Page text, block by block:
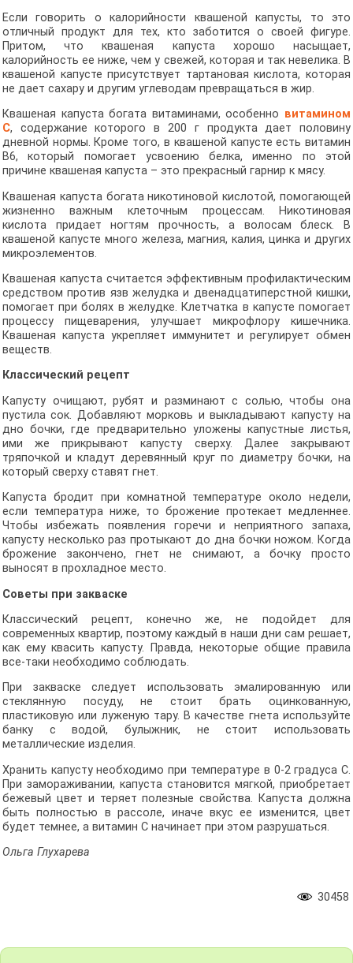
Если говорить о калорийности квашеной капусты, то это
отличный продукт для тех, кто заботится о своей фигуре.
Притом, что квашеная капуста хорошо насыщает,
калорийность ее ниже, чем у свежей, которая и так невелика. В
квашеной капусте присутствует тартановая кислота, которая
не дает сахару и другим углеводам превращаться в жир.
Квашеная капуста богата витаминами, особенно витамином
С, содержание которого в 200 г продукта дает половину
дневной нормы. Кроме того, в квашеной капусте есть витамин
В6, который помогает усвоению белка, именно по этой
причине квашеная капуста – это прекрасный гарнир к мясу.
Квашеная капуста богата никотиновой кислотой, помогающей
жизненно важным клеточным процессам. Никотиновая
кислота придает ногтям прочность, а волосам блеск. В
квашеной капусте много железа, магния, калия, цинка и других
микроэлементов.
Квашеная капуста считается эффективным профилактическим
средством против язв желудка и двенадцатиперстной кишки,
помогает при болях в желудке. Клетчатка в капусте помогает
процессу пищеварения, улучшает микрофлору кишечника.
Квашеная капуста укрепляет иммунитет и регулирует обмен
веществ.
Классический рецепт
Капусту очищают, рубят и разминают с солью, чтобы она
пустила сок. Добавляют морковь и выкладывают капусту на
дно бочки, где предварительно уложены капустные листья,
ими же прикрывают капусту сверху. Далее закрывают
тряпочкой и кладут деревянный круг по диаметру бочки, на
который сверху ставят гнет.
Капуста бродит при комнатной температуре около недели,
если температура ниже, то брожение протекает медленнее.
Чтобы избежать появления горечи и неприятного запаха,
капусту несколько раз протыкают до дна бочки ножом. Когда
брожение закончено, гнет не снимают, а бочку просто
выносят в прохладное место.
Советы при закваске
Классический рецепт, конечно же, не подойдет для
современных квартир, поэтому каждый в наши дни сам решает,
как ему квасить капусту. Правда, некоторые общие правила
все-таки необходимо соблюдать.
При закваске следует использовать эмалированную или
стеклянную посуду, не стоит брать оцинкованную,
пластиковую или луженую тару. В качестве гнета используйте
банку с водой, булыжник, не стоит использовать
металлические изделия.
Хранить капусту необходимо при температуре в 0-2 градуса С.
При замораживании, капуста становится мягкой, приобретает
бежевый цвет и теряет полезные свойства. Капуста должна
быть полностью в рассоле, иначе вкус ее изменится, цвет
будет темнее, а витамин С начинает при этом разрушаться.
Ольга Глухарева
30458